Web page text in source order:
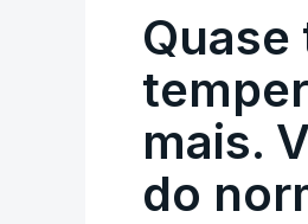
mais.
do